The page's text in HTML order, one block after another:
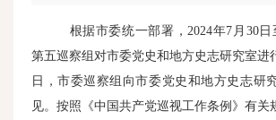
根据市委统一部署，2024年7月30
第五巡察组对市委党史和地方史志研究室进
日，市委巡察组向市委党史和地方史志研
见。按照《中国共产党巡视工作条例》有关